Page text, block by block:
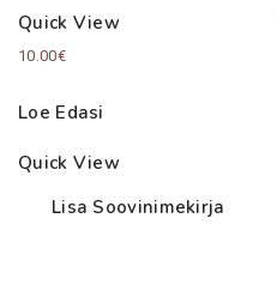
Quick View
10.00€
Loe Edasi
Quick View
Lisa Soovinimekirja